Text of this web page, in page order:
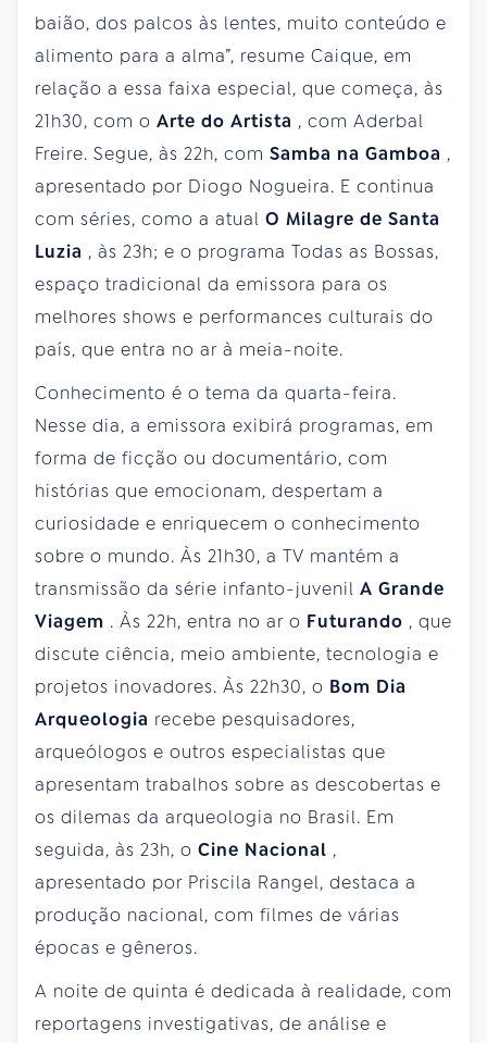
baião, dos palcos às lentes, muito conteúdo e
alimento para a alma”, resume Caique, em
relação a essa faixa especial, que começa, às
21h30, com o Arte do Artista , com Aderbal
Freire. Segue, às 22h, com Samba na Gamboa ,
apresentado por Diogo Nogueira. E continua
com séries, como a atual O Milagre de Santa
Luzia , às 23h; e o programa Todas as Bossas,
espaço tradicional da emissora para os
melhores shows e performances culturais do
país, que entra no ar à meia-noite.
Conhecimento é o tema da quarta-feira.
Nesse dia, a emissora exibirá programas, em
forma de ficção ou documentário, com
histórias que emocionam, despertam a
curiosidade e enriquecem o conhecimento
sobre o mundo. Às 21h30, a TV mantém a
transmissão da série infanto-juvenil A Grande
Viagem . Às 22h, entra no ar o Futurando , que
discute ciência, meio ambiente, tecnologia e
projetos inovadores. Às 22h30, o Bom Dia
Arqueologia recebe pesquisadores,
arqueólogos e outros especialistas que
apresentam trabalhos sobre as descobertas e
os dilemas da arqueologia no Brasil. Em
seguida, às 23h, o Cine Nacional ,
apresentado por Priscila Rangel, destaca a
produção nacional, com filmes de várias
épocas e gêneros.
A noite de quinta é dedicada à realidade, com
reportagens investigativas, de análise e